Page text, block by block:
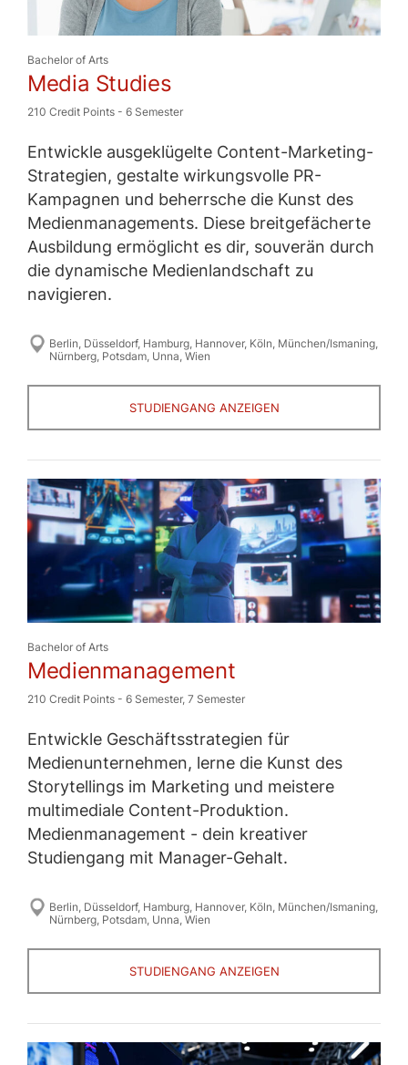
Bachelor of Arts
Media Studies
210 Credit Points- 6 Semester
Entwickle ausgeklügelte Content-Marketing-
Strategien, gestalte wirkungsvolle PR-
Kampagnen und beherrsche die Kunst des
Medienmanagements. Diese breitgefächerte
Ausbildung ermöglicht es dir, souverän durch
die dynamische Medienlandschaft zu
navigieren.
Berlin, Düsseldorf, Hamburg, Hannover, Köln, München/Ismaning,
Nürnberg, Potsdam, Unna, Wien
STUDIENGANG ANZEIGEN
Bachelor of Arts
Medienmanagement
210 Credit Points- 6 Semester, 7 Semester
Entwickle Geschäftsstrategien für
Medienunternehmen, lerne die Kunst des
Storytellings im Marketing und meistere
multimediale Content-Produktion.
Medienmanagement - dein kreativer
Studiengang mit Manager-Gehalt.
Berlin Düsseldorf, Hamburg, Hannover, Köln München/Ismaning,
Nürnberg, Potsdam, Unna Wien
STUDIENGANG ANZEIGEN